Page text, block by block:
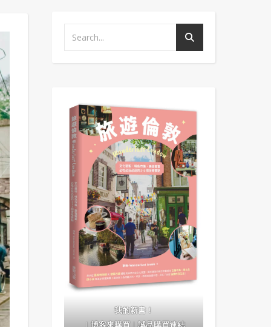
我的新書！
｜博客來購買｜誠品購買連結